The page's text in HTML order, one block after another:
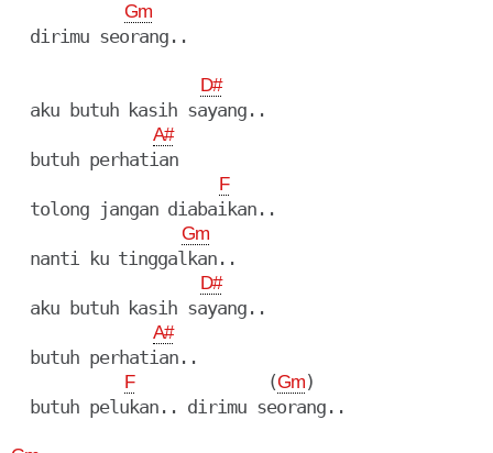
Gm
  dirimu seorang..
D#
  aku butuh kasih sayang..
A#
  butuh perhatian
F
  tolong jangan diabaikan..
Gm
  nanti ku tinggalkan..
D#
  aku butuh kasih sayang..
A#
  butuh perhatian..
F
              (
Gm)
  butuh pelukan.. dirimu seorang..